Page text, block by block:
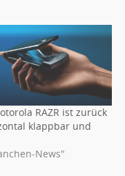
RAZR ist zurück
klappbar und
News"